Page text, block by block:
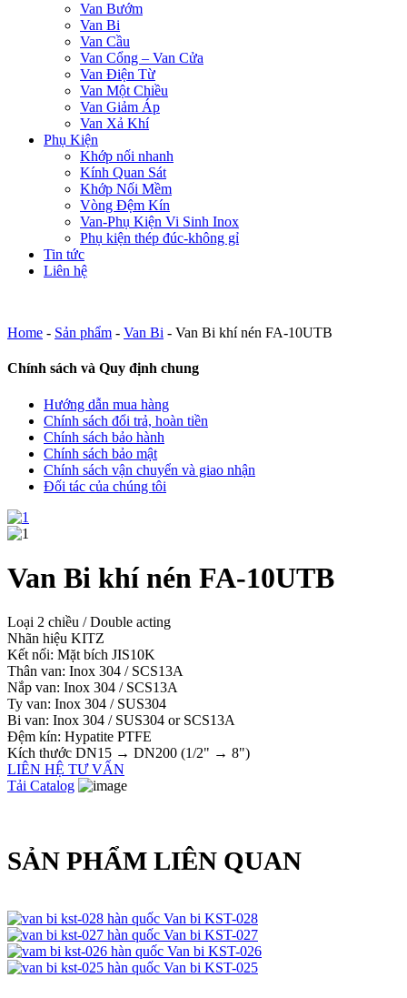
Van Bướm
Van Bi
Van Cầu
Van Cổng – Van Cửa
Van Điện Từ
Van Một Chiều
Van Giảm Áp
Van Xả Khí
Phụ Kiện
Khớp nối nhanh
Kính Quan Sát
Khớp Nối Mềm
Vòng Đệm Kín
Van-Phụ Kiện Vi Sinh Inox
Phụ kiện thép đúc-không gỉ
Tin tức
Liên hệ
Home - Sản phẩm - Van Bi - Van Bi khí nén FA-10UTB
Chính sách và Quy định chung
Hướng dẫn mua hàng
Chính sách đổi trả, hoàn tiền
Chính sách bảo hành
Chính sách bảo mật
Chính sách vận chuyển và giao nhận
Đối tác của chúng tôi
Van Bi khí nén FA-10UTB
Loại 2 chiều / Double acting
Nhãn hiệu KITZ
Kết nối: Mặt bích JIS10K
Thân van: Inox 304 / SCS13A
Nắp van: Inox 304 / SCS13A
Ty van: Inox 304 / SUS304
Bi van: Inox 304 / SUS304 or SCS13A
Đệm kín: Hypatite PTFE
Kích thước DN15 → DN200 (1/2" → 8")
LIÊN HỆ TƯ VẤN
Tải Catalog
SẢN PHẨM LIÊN QUAN
Van bi KST-028
Van bi KST-027
Van bi KST-026
Van bi KST-025